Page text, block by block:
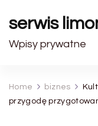
serwis
Wpisy prywatne
Home biznes
przygodę